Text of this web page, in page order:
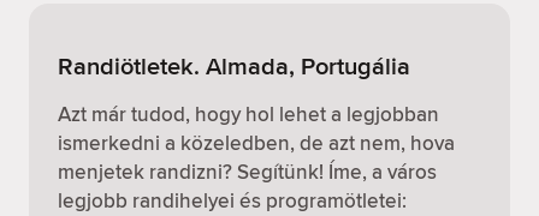
Randiötletek. Almada, Portugália
Azt már tudod, hogy hol lehet a legjobban
ismerkedni a közeledben, de azt nem, hova
menjetek randizni? Segítünk! Íme, a város
legjobb randihelyei és programötletei: